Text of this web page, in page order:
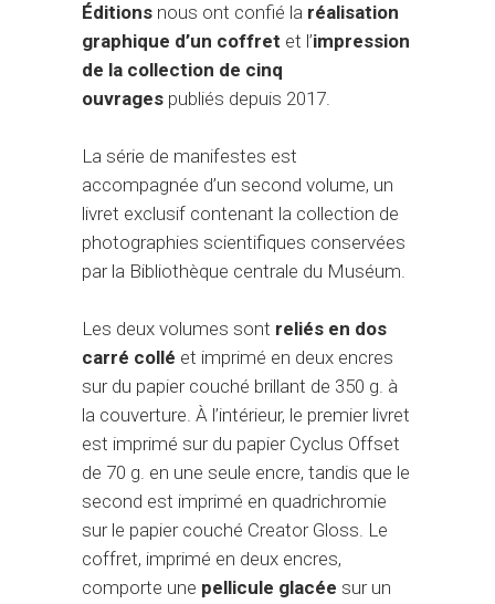
Éditions nous ont confié la réalisation
graphique d’un coffret et l’impression
de la collection de cinq
ouvrages publiés depuis 2017.
La série de manifestes est
accompagnée d’un second volume, un
livret exclusif contenant la collection de
photographies scientifiques conservées
par la Bibliothèque centrale du Muséum.
Les deux volumes sont reliés en dos
carré collé et imprimé en deux encres
sur du papier couché brillant de 350 g. à
la couverture. À l’intérieur, le premier livret
est imprimé sur du papier Cyclus Offset
de 70 g. en une seule encre, tandis que le
second est imprimé en quadrichromie
sur le papier couché Creator Gloss. Le
coffret, imprimé en deux encres,
comporte une pellicule glacée sur un